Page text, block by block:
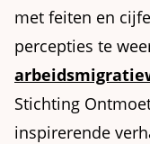
met feiten en
percepties te
Stichting
inspirerende